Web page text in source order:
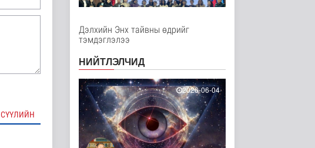
СҮҮЛИЙН
Байгаль орчин
Эрүүл мэнд
3 цаг 2 минутын өмнө
Нийслэлийн цэцэрлэгт
хамрагдах I шатны
бүртгэл э..
Нийгэм
3 цаг 13 минутын өмнө
Дэлхийн Энх тайвны өдрийг
тэмдэглэлээ
НИЙТЛЭЛЧИД
2026-06-04